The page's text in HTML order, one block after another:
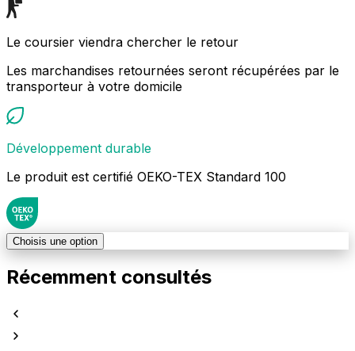
Le coursier viendra chercher le retour
Les marchandises retournées seront récupérées par le
transporteur à votre domicile
Développement durable
Le produit est certifié OEKO-TEX Standard 100
Choisis une option
Récemment consultés